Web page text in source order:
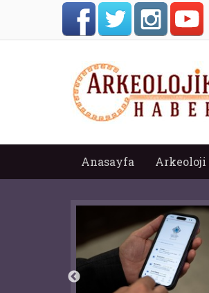
Anasayfa Arkeoloji